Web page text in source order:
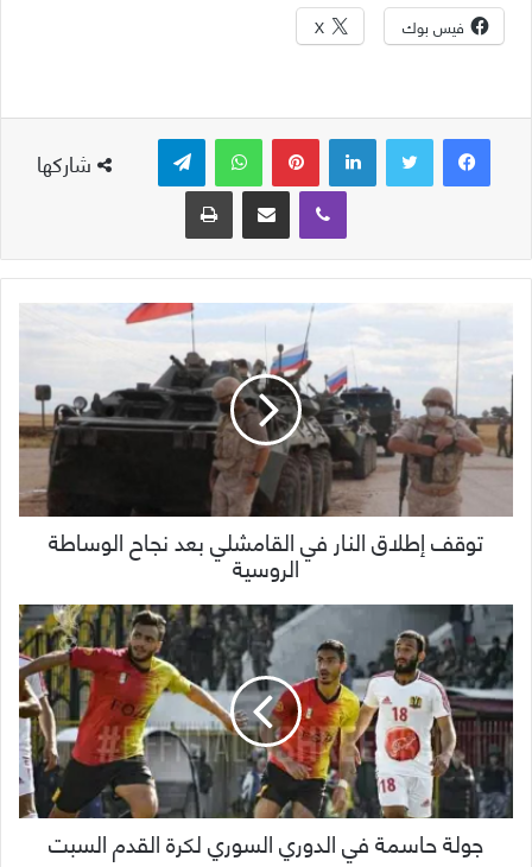
فيس بوك X
شاركها
لينكدإن بينتيريست واتساب
ڤايبر
مشاركة عبر البريد طباعة
توقف إطلاق النار في القامشلي بعد نجاح الوساطة
الروسية
جولة حاسمة في الدوري السوري لكرة القدم السبت